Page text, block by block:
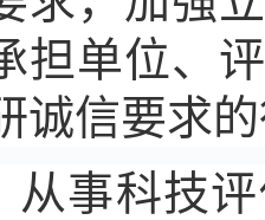
担单位、
诚信要求
从事科技